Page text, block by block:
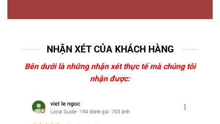
NHẬN XÉT CỦA KHÁCH HÀNG
Bên dưới là những nhận xét thực tế mà chúng tôi
nhận được: